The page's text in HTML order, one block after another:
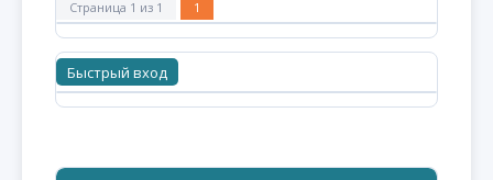
Страница 1 из 1 1